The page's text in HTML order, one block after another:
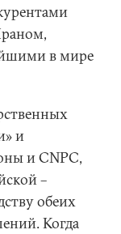
в мире
и
и CNPC,
–
обеих
Когда